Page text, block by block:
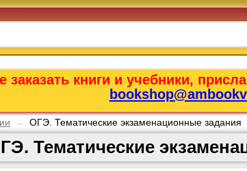
книги и учебники,
→ ОГЭ. Тематические экзаменационные задания
Тематические